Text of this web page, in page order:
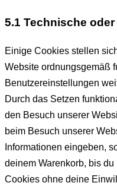
5.1 Technische
Einige Cookies stellen
Website ordnungsgemäß
Benutzereinstellungen
Durch das Setzen
den Besuch unserer
beim Besuch unserer
Informationen eingeben,
deinem Warenkorb, bis
Cookies ohne deine